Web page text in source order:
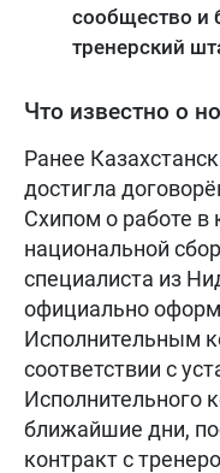
сообщество и
тренерский
Что известно о
Ранее
достигла
Схипом о работе в
национальной
специалиста из
официально
Исполнительным
соответствии с
Исполнительного
ближайшие дни,
контракт с